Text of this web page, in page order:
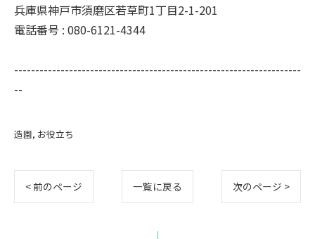
兵庫県神戸市須磨区若草町1丁目2-1-201
電話番号 : 080-6121-4344
--------------------------------------------------------------------
--
造園 お役立ち
< 前のページ 一覧に戻る 次のページ >